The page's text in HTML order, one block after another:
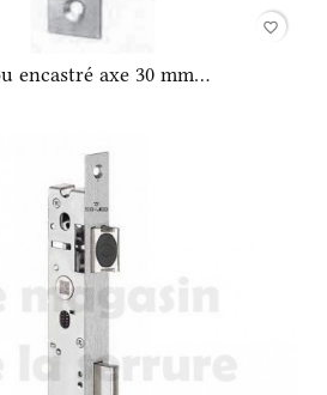
favorite_border
encastré axe 30 mm...